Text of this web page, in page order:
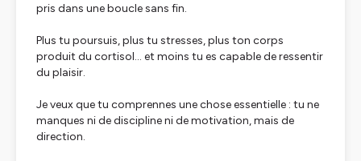
pris dans une boucle sans fin.
Plus tu poursuis, plus tu stresses, plus ton corps
produit du cortisol… et moins tu es capable de ressentir
du plaisir.
Je veux que tu comprennes une chose essentielle : tu ne
manques ni de discipline ni de motivation, mais de
direction.